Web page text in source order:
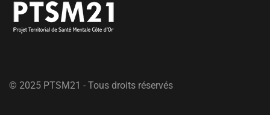
© 2025 PTSM21 - Tous droits réservés